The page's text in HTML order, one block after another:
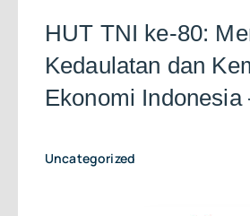
HUT TNI ke-80:
Kedaulatan dan
Ekonomi
Uncategorized